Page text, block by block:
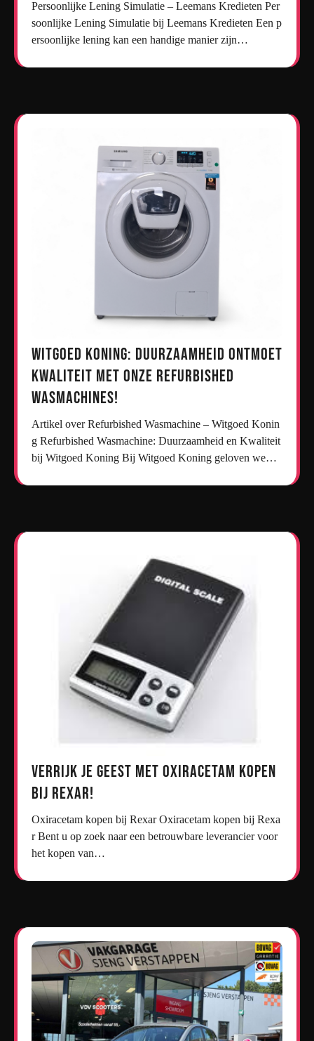
Persoonlijke Lening Simulatie – Leemans Kredieten Per
soonlijke Lening Simulatie bij Leemans Kredieten Een p
ersoonlijke lening kan een handige manier zijn…
Witgoed Koning: Duurzaamheid ontmoet
kwaliteit met onze refurbished
wasmachines!
Artikel over Refurbished Wasmachine – Witgoed Konin
g Refurbished Wasmachine: Duurzaamheid en Kwaliteit
bij Witgoed Koning Bij Witgoed Koning geloven we…
Verrijk je geest met oxiracetam kopen
bij Rexar!
Oxiracetam kopen bij Rexar Oxiracetam kopen bij Rexa
r Bent u op zoek naar een betrouwbare leverancier voor
het kopen van…